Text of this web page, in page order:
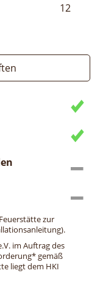
12
zur
im Auftrag des
gemäß
liegt dem HKI